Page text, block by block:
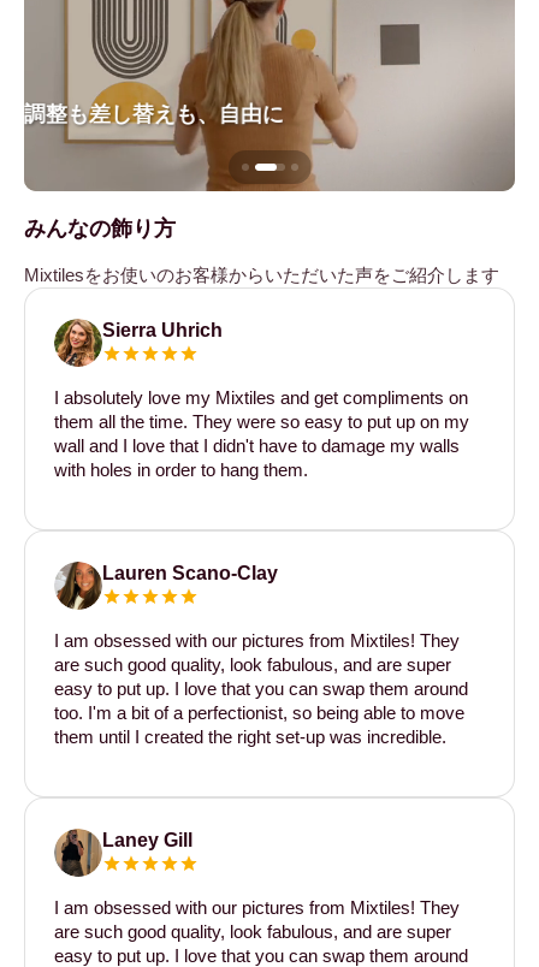
調整も差し替えも、自由に
みんなの飾り方
Mixtilesをお使いのお客様からいただいた声をご紹介します
Sierra Uhrich
I absolutely love my Mixtiles and get compliments on
them all the time. They were so easy to put up on my
wall and I love that I didn't have to damage my walls
with holes in order to hang them.
Lauren Scano-Clay
I am obsessed with our pictures from Mixtiles! They
are such good quality, look fabulous, and are super
easy to put up. I love that you can swap them around
too. I'm a bit of a perfectionist, so being able to move
them until I created the right set-up was incredible.
Laney Gill
I am obsessed with our pictures from Mixtiles! They
are such good quality, look fabulous, and are super
easy to put up. I love that you can swap them around